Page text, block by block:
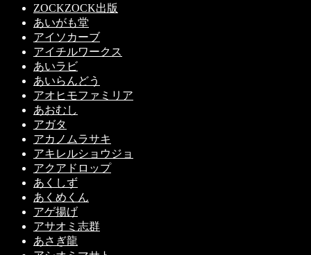
ZOCKZOCK出版
あいがも堂
アイソカーブ
アイチルワークス
あいラビ
あいらんどう
アオヒモファミリア
あおむし
アガタ
アカノムラサキ
アキレルショウジョ
アクアドロップ
あくしず
あくめくん
アゲ揚げ
アサオミ志群
あさぎ龍